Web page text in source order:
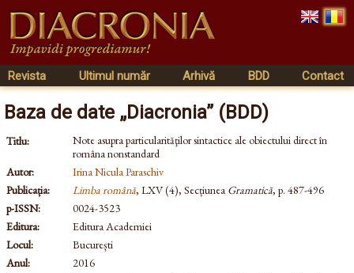
Revista Ultimul număr Arhivă BDD Contact
Baza de date „Diacronia” (BDD)
Titlu:
Note asupra particularităţilor sintactice ale obiectului direct în
româna nonstandard
Autor:
Irina Nicula Paraschiv
Publicația:
Limba română, LXV (4), SecțiuneaGramatică, p. 487-496
p-ISSN:
0024-3523
Editura:
Editura Academiei
Locul:
București
Anul:
2016